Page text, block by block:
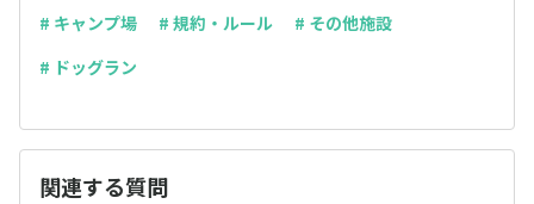
# キャンプ場 # 規約・ルール
# その他施設
# ドッグラン
関連する質問